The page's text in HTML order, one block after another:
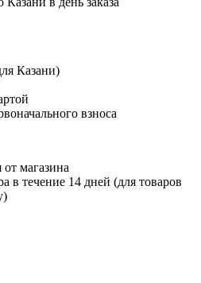
Казани)
взноса
от магазина
в течение 14 дней (для товаров